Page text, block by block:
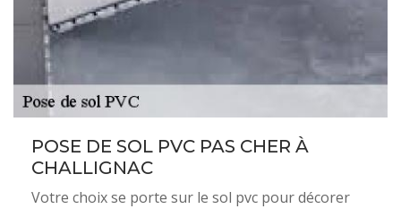
POSE DE SOL PVC PAS CHER À
CHALLIGNAC
Votre choix se porte sur le sol pvc pour décorer